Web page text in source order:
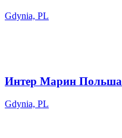
Gdynia, PL
Интер Марин Польша
Gdynia, PL